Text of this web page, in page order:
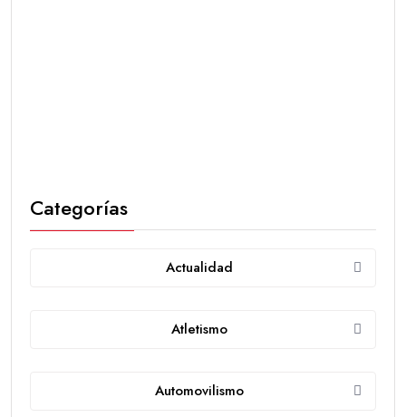
Categorías
Actualidad
Atletismo
Automovilismo